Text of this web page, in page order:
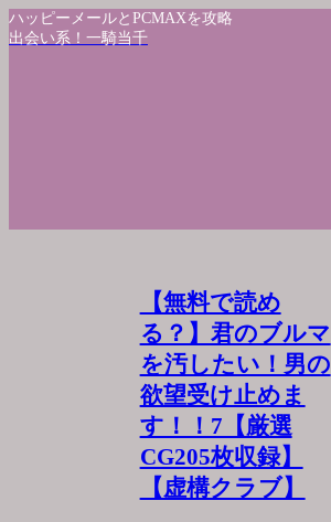
ハッピーメールとPCMAXを攻略
出会い系！一騎当千
【無料で読め
る？】君のブルマ
を汚したい！男の
欲望受け止めま
す！！7【厳選
CG205枚収録】
【虚構クラブ】